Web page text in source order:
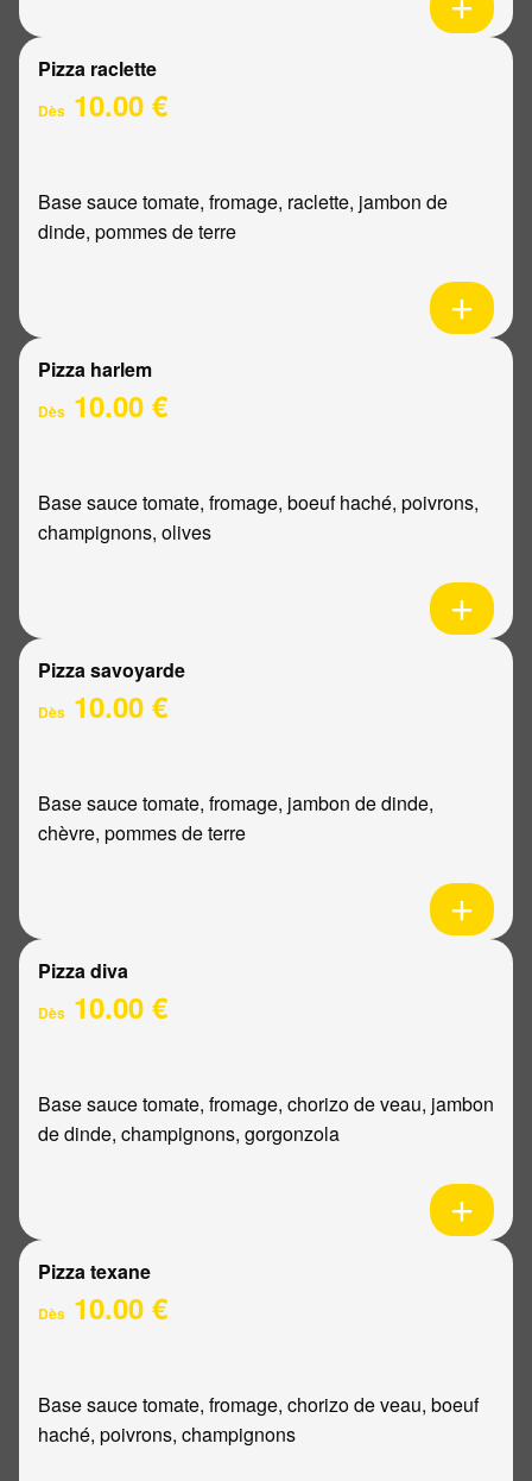
Pizza raclette
Dès 10.00 €
Base sauce tomate, fromage, raclette, jambon de
dinde, pommes de terre
Pizza harlem
Dès 10.00 €
Base sauce tomate, fromage, boeuf haché, poivrons,
champignons, olives
Pizza savoyarde
Dès 10.00 €
Base sauce tomate, fromage, jambon de dinde,
chèvre, pommes de terre
Pizza diva
Dès 10.00 €
Base sauce tomate, fromage, chorizo de veau, jambon
de dinde, champignons, gorgonzola
Pizza texane
Dès 10.00 €
Base sauce tomate, fromage, chorizo de veau, boeuf
haché, poivrons, champignons